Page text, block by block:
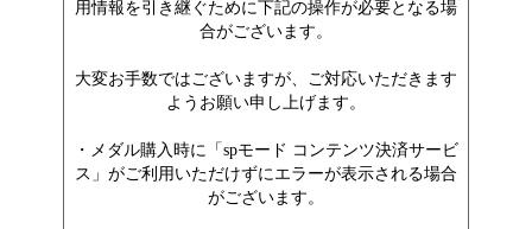
用情報を引き継ぐために下記の操作が必要となる場
合がございます。
大変お手数ではございますが、ご対応いただきます
ようお願い申し上げます。
・メダル購入時に「spモード コンテンツ決済サービ
ス」がご利用いただけずにエラーが表示される場合
がございます。